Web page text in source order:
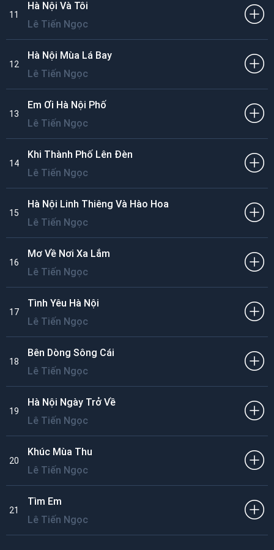
11
Hà Nội Và Tôi
Lê Tiến Ngọc
12
Hà Nội Mùa Lá Bay
Lê Tiến Ngọc
13
Em Ơi Hà Nội Phố
Lê Tiến Ngọc
14
Khi Thành Phố Lên Đèn
Lê Tiến Ngọc
15
Hà Nội Linh Thiêng Và Hào Hoa
Lê Tiến Ngọc
16
Mơ Về Nơi Xa Lắm
Lê Tiến Ngọc
17
Tình Yêu Hà Nội
Lê Tiến Ngọc
18
Bên Dòng Sông Cái
Lê Tiến Ngọc
19
Hà Nội Ngày Trở Về
Lê Tiến Ngọc
20
Khúc Mùa Thu
Lê Tiến Ngọc
21
Tìm Em
Lê Tiến Ngọc